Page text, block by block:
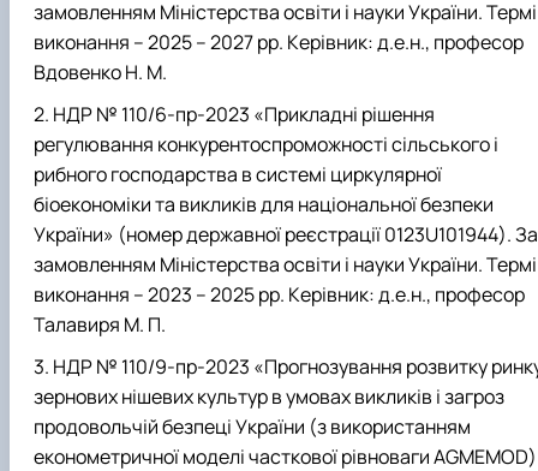
Проєкт «Розвиток лідерських навичок жінок
та мереж для забезпечення рівності у …
замовленням Міністерства освіти і науки України.
виконання – 2025 – 2027 рр. Керівник: д.е.н., професор
Вдовенко Н. М.
НДР № 110/6-пр-2023 «Прикладні рішення
регулювання конкурентоспроможності сільського і
рибного господарства в системі циркулярної
біоекономіки та викликів для національної безпеки
України» (номер державної реєстрації 0123U101944). За
замовленням Міністерства освіти і науки України.
виконання – 2023 – 2025 рр. Керівник: д.е.н., професор
Талавиря М. П.
НДР № 110/9-пр-2023 «Прогнозування розвитку
зернових нішевих культур в умовах викликів і загроз
продовольчій безпеці України (з використанням
економетричної моделі часткової рівноваги